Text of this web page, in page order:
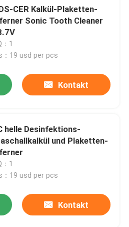
CER Kalkül-Plaketten-
Sonic Tooth Cleaner
：1
：19 usd per pcs
Kontakt
helle Desinfektions-
und Plaketten-
：1
：19 usd per pcs
Kontakt